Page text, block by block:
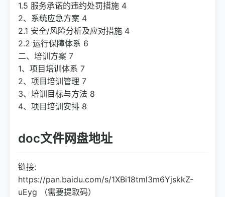
1.5 服务承诺的违约处罚措施 4
2、系统应急方案 4
2.1 安全/风险分析及应对措施 4
2.2 运行保障体系 6
二、培训方案 7
1、项目培训体系 7
2、项目培训管理 7
3、培训目标与方法 8
4、项目培训安排 8
doc文件网盘地址
链接:
https://pan.baidu.com/s/1XBi18tml3m6YjskkZ-
uEyg （需要提取码）